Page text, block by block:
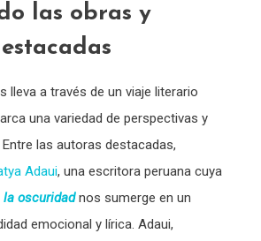
las obras y
lleva a través de un viaje literario
una variedad de perspectivas y
las autoras destacadas,
Adaui, una escritora peruana cuya
la oscuridadnos sumerge en un
emocional y lírica. Adaui,